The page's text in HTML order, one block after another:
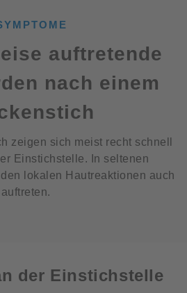
auftretende
nach einem
zeigen sich meist recht schnell
Einstichstelle. In seltenen
lokalen Hautreaktionen auch
der Einstichstelle